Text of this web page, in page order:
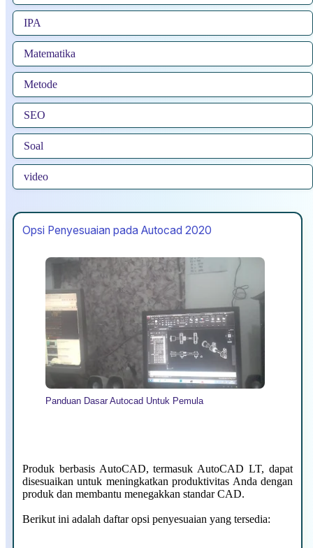
IPA
Matematika
Metode
SEO
Soal
video
Opsi Penyesuaian pada Autocad 2020
Panduan Dasar Autocad Untuk Pemula
Produk berbasis AutoCAD, termasuk AutoCAD LT, dapat
disesuaikan untuk meningkatkan produktivitas Anda dengan
produk dan membantu menegakkan standar CAD.
Berikut ini adalah daftar opsi penyesuaian yang tersedia: